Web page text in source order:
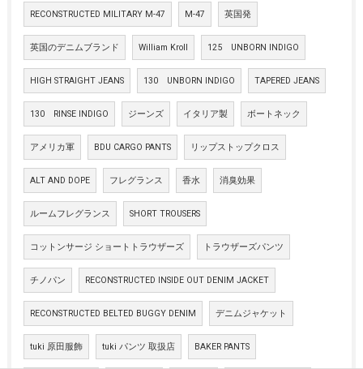
RECONSTRUCTED MILITARY M-47 M-47 英国発
英国のデニムブランド William Kroll 125 UNBORN INDIGO
HIGH STRAIGHT JEANS 130 UNBORN INDIGO TAPERED JEANS
130 RINSE INDIGO ジーンズ イタリア製 ボートネック
アメリカ軍 BDU CARGO PANTS リップストップクロス
ALT AND DOPE フレグランス 香水 消臭効果
ルームフレグランス SHORT TROUSERS
コットンサージ ショートトラウザーズ トラウザーズパンツ
チノパン RECONSTRUCTED INSIDE OUT DENIM JACKET
RECONSTRUCTED BELTED BUGGY DENIM デニムジャケット
tuki 原田服飾 tuki パンツ 取扱店 BAKER PANTS